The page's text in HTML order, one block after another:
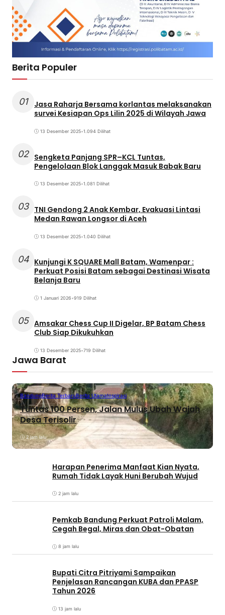
Berita Populer
01
Jasa Raharja Bersama korlantas melaksanakan
survei Kesiapan Ops Lilin 2025 di Wilayah Jawa
13 Desember 2025•1.094 Dilihat
02 Sengketa Panjang SPR–KCL Tuntas,
Pengelolaan Blok Langgak Masuk Babak Baru
13 Desember 2025•1.081 Dilihat
03 TNI Gendong 2 Anak Kembar, Evakuasi Lintasi
Medan Rawan Longsor di Aceh
13 Desember 2025•1.040 Dilihat
04 Kunjungi K SQUARE Mall Batam, Wamenpar :
Perkuat Posisi Batam sebagai Destinasi Wisata
Belanja Baru
1 Januari 2026•919 Dilihat
05 Amsakar Chess Cup II Digelar, BP Batam Chess
Club Siap Dikukuhkan
13 Desember 2025•719 Dilihat
Jawa Barat
BandungBerita TerbaruBerita UtamaInspirasi
Tuntas 100 Persen, Jalan Mulus Ubah Wajah
Desa Terisolir
2 jam lalu
Harapan Penerima Manfaat Kian Nyata,
Rumah Tidak Layak Huni Berubah Wujud
2 jam lalu
Pemkab Bandung Perkuat Patroli Malam,
Cegah Begal, Miras dan Obat-Obatan
8 jam lalu
Bupati Citra Pitriyami Sampaikan
Penjelasan Rancangan KUBA dan PPASP
Tahun 2026
13 jam lalu